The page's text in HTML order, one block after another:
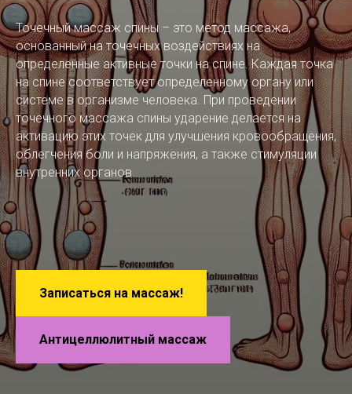
Точечный массаж спины – это метод массажа,
основанный на точечных воздействиях на
определенные активные точки на спине. Каждая точка
на спине соответствует определенному органу или
системе в организме человека. При проведении
точечного массажа спины ударение делается на
активацию этих точек для улучшения кровообращения,
облегчения боли и напряжения, а также стимуляции
внутренних органов.
Записаться на массаж!
Антицеллюлитный массаж